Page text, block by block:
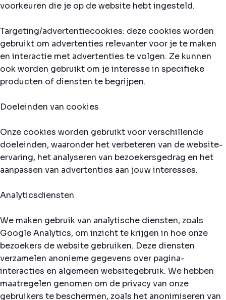
voorkeuren die je op de website hebt ingesteld.
Targeting/advertentiecookies: deze cookies worden
gebruikt om advertenties relevanter voor je te maken
en interactie met advertenties te volgen. Ze kunnen
ook worden gebruikt om je interesse in specifieke
producten of diensten te begrijpen.
Doeleinden van cookies
Onze cookies worden gebruikt voor verschillende
doeleinden, waaronder het verbeteren van de website-
ervaring, het analyseren van bezoekersgedrag en het
aanpassen van advertenties aan jouw interesses.
Analyticsdiensten
We maken gebruik van analytische diensten, zoals
Google Analytics, om inzicht te krijgen in hoe onze
bezoekers de website gebruiken. Deze diensten
verzamelen anonieme gegevens over pagina-
interacties en algemeen websitegebruik. We hebben
maatregelen genomen om de privacy van onze
gebruikers te beschermen, zoals het anonimiseren van